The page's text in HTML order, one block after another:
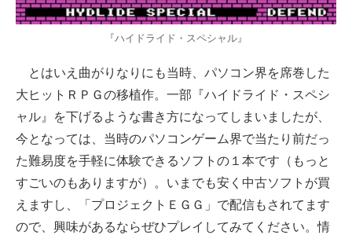
『ハイドライド・スペシャル』
とはいえ曲がりなりにも当時、パソコン界を席巻した
大ヒットＲＰＧの移植作。一部『ハイドライド・スペシ
ャル』を下げるような書き方になってしまいましたが、
今となっては、当時のパソコンゲーム界で当たり前だっ
た難易度を手軽に体験できるソフトの１本です（もっと
すごいのもありますが）。いまでも安く中古ソフトが買
えますし、「プロジェクトＥＧＧ」で配信もされてます
ので、興味があるならぜひプレイしてみてください。情